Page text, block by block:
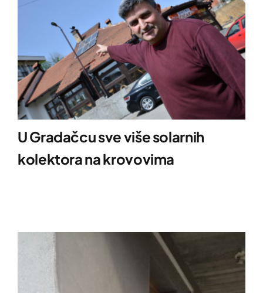
U Gradačcu sve više solarnih
kolektora na krovovima